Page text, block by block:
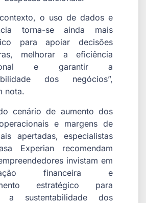
contexto, o uso de dados e
torna-se ainda mais
para apoiar decisões
melhorar a eficiência
e garantir a
dos negócios”,
nota.
cenário de aumento dos
e margens de
apertadas, especialistas
Experian recomendam
invistam em
financeira e
estratégico para
a sustentabilidade dos